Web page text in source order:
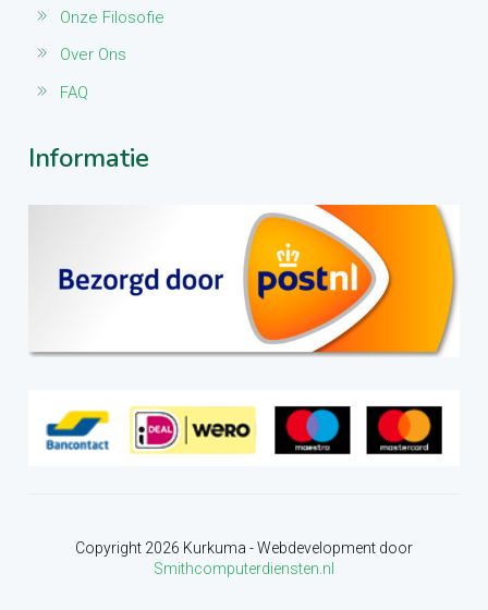
Onze Filosofie
Over Ons
FAQ
Informatie
Copyright 2026 Kurkuma - Webdevelopment door
Smithcomputerdiensten.nl